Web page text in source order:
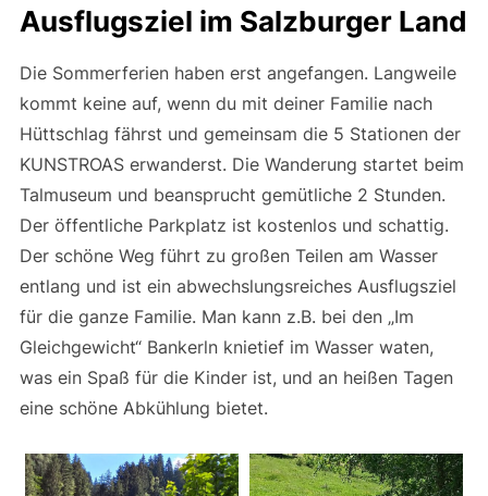
Ausflugsziel im Salzburger Land
Die Sommerferien haben erst angefangen. Langweile
kommt keine auf, wenn du mit deiner Familie nach
Hüttschlag fährst und gemeinsam die 5 Stationen der
KUNSTROAS erwanderst. Die Wanderung startet beim
Talmuseum und beansprucht gemütliche 2 Stunden.
Der öffentliche Parkplatz ist kostenlos und schattig.
Der schöne Weg führt zu großen Teilen am Wasser
entlang und ist ein abwechslungsreiches Ausflugsziel
für die ganze Familie. Man kann z.B. bei den „Im
Gleichgewicht“ Bankerln knietief im Wasser waten,
was ein Spaß für die Kinder ist, und an heißen Tagen
eine schöne Abkühlung bietet.